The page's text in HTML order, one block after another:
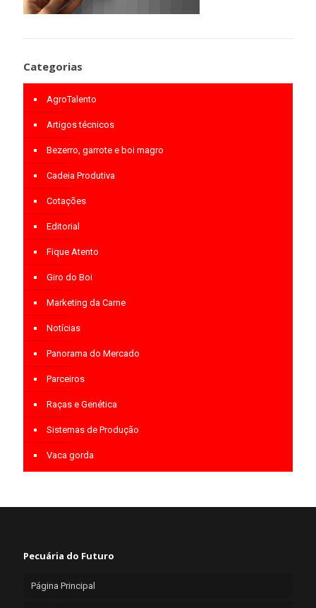
Categorias
AgroTalento
Artigos técnicos
Bezerro, garrote e boi magro
Cadeia Produtiva
Cotações
Editorial
Fique Atento
Giro do Boi
Marketing da Carne
Notícias
Panorama do Mercado
Parceiros
Raças e Genética
Sistemas de Produção
Vaca gorda
Pecuária do Futuro
Página Principal